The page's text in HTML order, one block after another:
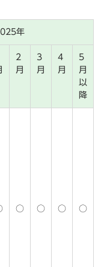
年
2
月
3
月
4
月
5
月
以
降
○ ○ ○ ○